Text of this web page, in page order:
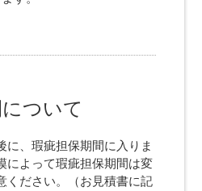
ついて
に、瑕疵担保期間に入りま
によって瑕疵担保期間は変
ください。（お見積書に記